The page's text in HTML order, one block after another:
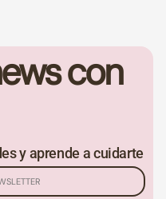
con
y aprende a cuidarte